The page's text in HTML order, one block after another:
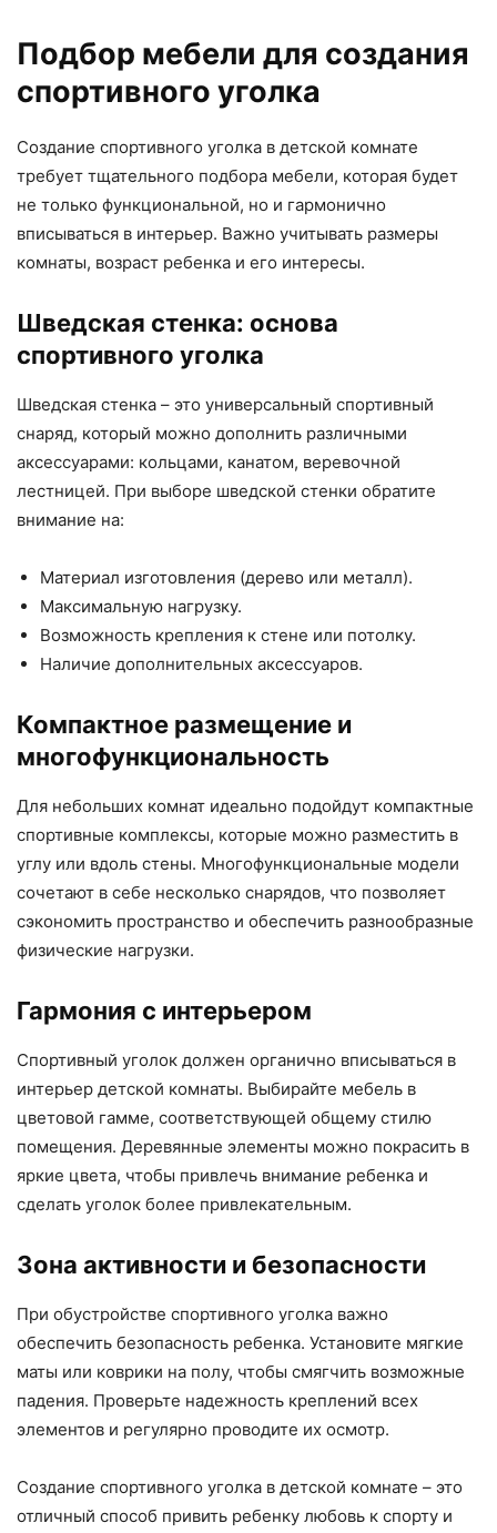
Подбор мебели для создания
спортивного уголка
Создание спортивного уголка в детской комнате
требует тщательного подбора мебели, которая будет
не только функциональной, но и гармонично
вписываться в интерьер. Важно учитывать размеры
комнаты, возраст ребенка и его интересы.
Шведская стенка: основа
спортивного уголка
Шведская стенка – это универсальный спортивный
снаряд, который можно дополнить различными
аксессуарами: кольцами, канатом, веревочной
лестницей. При выборе шведской стенки обратите
внимание на:
Материал изготовления (дерево или металл).
Максимальную нагрузку.
Возможность крепления к стене или потолку.
Наличие дополнительных аксессуаров.
Компактное размещение и
многофункциональность
Для небольших комнат идеально подойдут компактные
спортивные комплексы, которые можно разместить в
углу или вдоль стены. Многофункциональные модели
сочетают в себе несколько снарядов, что позволяет
сэкономить пространство и обеспечить разнообразные
физические нагрузки.
Гармония с интерьером
Спортивный уголок должен органично вписываться в
интерьер детской комнаты. Выбирайте мебель в
цветовой гамме, соответствующей общему стилю
помещения. Деревянные элементы можно покрасить в
яркие цвета, чтобы привлечь внимание ребенка и
сделать уголок более привлекательным.
Зона активности и безопасности
При обустройстве спортивного уголка важно
обеспечить безопасность ребенка. Установите мягкие
маты или коврики на полу, чтобы смягчить возможные
падения. Проверьте надежность креплений всех
элементов и регулярно проводите их осмотр.
Создание спортивного уголка в детской комнате – это
отличный способ привить ребенку любовь к спорту и